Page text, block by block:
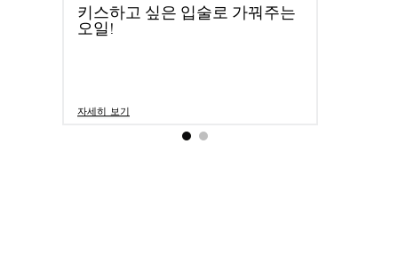
키스하고 싶은 입술로 가꿔주는
오일!
자세히 보기